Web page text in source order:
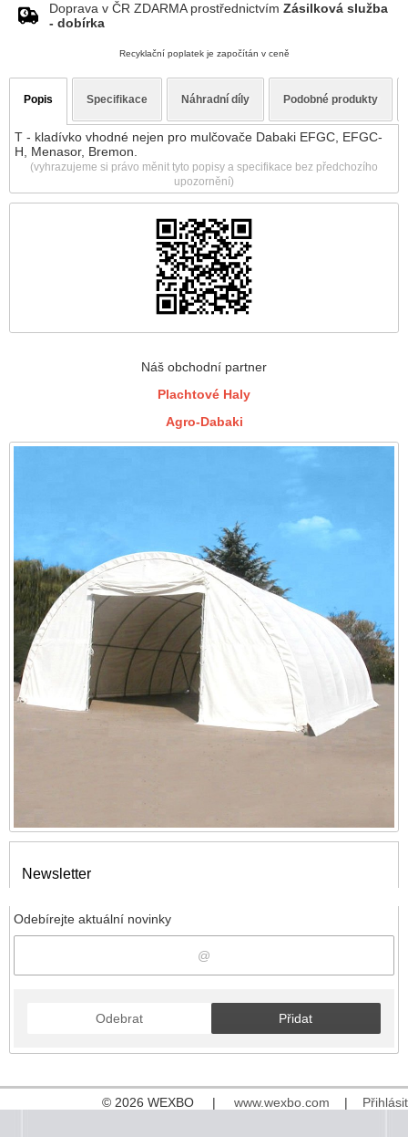
Náš obchodní partner
Plachtové Haly
Agro-Dabaki
Doprava v ČR ZDARMA prostřednictvím Zásilková služba
- dobírka
Recyklační poplatek je započítán v ceně
Popis Specifikace Náhradní díly Podobné produkty
T - kladívko vhodné nejen pro mulčovače Dabaki EFGC, EFGC-
H, Menasor, Bremon.
(vyhrazujeme si právo měnit tyto popisy a specifikace bez předchozího
upozornění)
Newsletter
Odebírejte aktuální novinky
Odebrat Přidat
© 2026 WEXBO | www.wexbo.com | Přihlásit